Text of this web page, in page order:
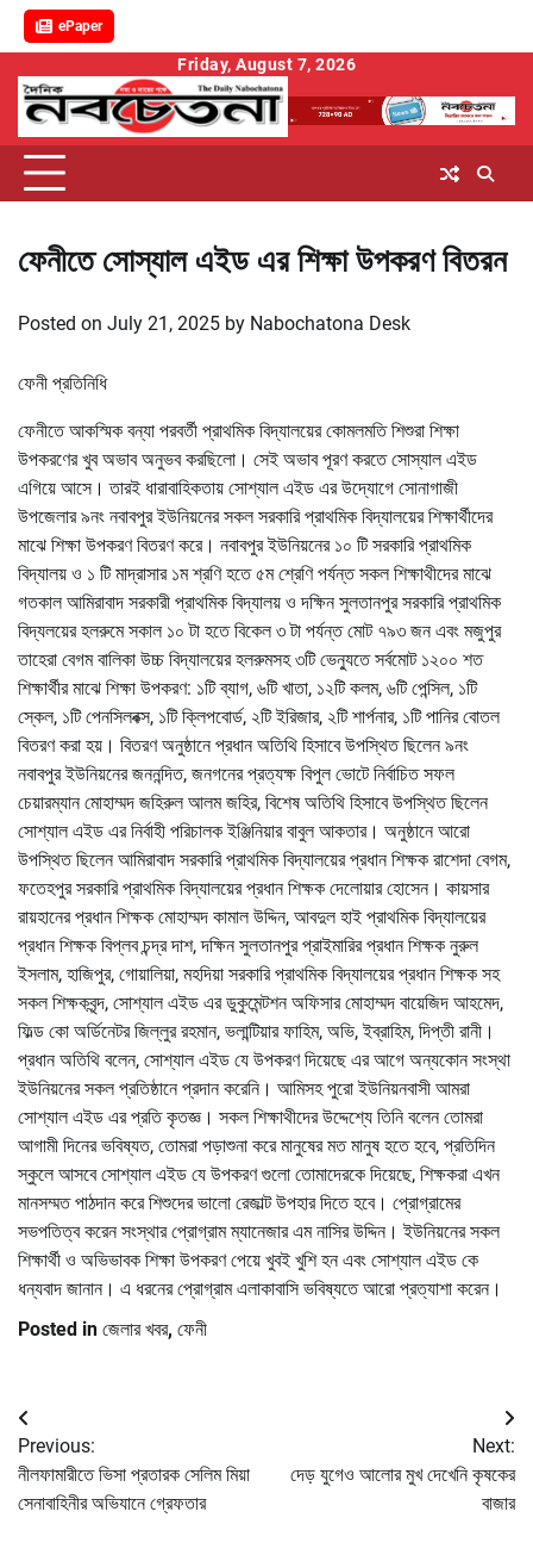
ePaper
content
Friday, August 7, 2026
ফেনীতে সোস্যাল এইড এর শিক্ষা উপকরণ বিতরন
Posted on July 21, 2025 by Nabochatona Desk
ফেনী প্রতিনিধি
ফেনীতে আকস্মিক বন্যা পরবর্তী প্রাথমিক বিদ্যালয়ের কোমলমতি শিশুরা শিক্ষা
উপকরণের খুব অভাব অনুভব করছিলো। সেই অভাব পূরণ করতে সোস্যাল এইড
এগিয়ে আসে। তারই ধারাবাহিকতায় সোশ্যাল এইড এর উদ্যোগে সোনাগাজী
উপজেলার ৯নং নবাবপুর ইউনিয়নের সকল সরকারি প্রাথমিক বিদ্যালয়ের শিক্ষার্থীদের
মাঝে শিক্ষা উপকরণ বিতরণ করে। নবাবপুর ইউনিয়নের ১০ টি সরকারি প্রাথমিক
বিদ্যালয় ও ১ টি মাদ্রাসার ১ম শ্রণি হতে ৫ম শ্রেণি পর্যন্ত সকল শিক্ষাথীদের মাঝে
গতকাল আমিরাবাদ সরকারী প্রাথমিক বিদ্যালয় ও দক্ষিন সুলতানপুর সরকারি প্রাথমিক
বিদ্যলয়ের হলরুমে সকাল ১০ টা হতে বিকেল ৩ টা পর্যন্ত মোট ৭৯৩ জন এবং মজুপুর
তাহেরা বেগম বালিকা উচ্চ বিদ্যালয়ের হলরুমসহ ৩টি ভেন্যুতে সর্বমোট ১২০০ শত
শিক্ষার্থীর মাঝে শিক্ষা উপকরণ: ১টি ব্যাগ, ৬টি খাতা, ১২টি কলম, ৬টি পেন্সিল, ১টি
স্কেল, ১টি পেনসিলবক্স, ১টি ক্লিপবোর্ড, ২টি ইরিজার, ২টি শার্পনার, ১টি পানির বোতল
বিতরণ করা হয়। বিতরণ অনুষ্ঠানে প্রধান অতিথি হিসাবে উপস্থিত ছিলেন ৯নং
নবাবপুর ইউনিয়নের জননন্দিত, জনগনের প্রত্যক্ষ বিপুল ভোটে নির্বাচিত সফল
চেয়ারম্যান মোহাম্মদ জহিরুল আলম জহির, বিশেষ অতিথি হিসাবে উপস্থিত ছিলেন
সোশ্যাল এইড এর নির্বাহী পরিচালক ইঞ্জিনিয়ার বাবুল আকতার। অনুষ্ঠানে আরো
উপস্থিত ছিলেন আমিরাবাদ সরকারি প্রাথমিক বিদ্যালয়ের প্রধান শিক্ষক রাশেদা বেগম,
ফতেহপুর সরকারি প্রাথমিক বিদ্যালয়ের প্রধান শিক্ষক দেলোয়ার হোসেন। কায়সার
রায়হানের প্রধান শিক্ষক মোহাম্মদ কামাল উদ্দিন, আবদুল হাই প্রাথমিক বিদ্যালয়ের
প্রধান শিক্ষক বিপ্লব চন্দ্র দাশ, দক্ষিন সুলতানপুর প্রাইমারির প্রধান শিক্ষক নুরুল
ইসলাম, হাজিপুর, গোয়ালিয়া, মহদিয়া সরকারি প্রাথমিক বিদ্যালয়ের প্রধান শিক্ষক সহ
সকল শিক্ষকবৃন্দ, সোশ্যাল এইড এর ডুকুমেন্টশন অফিসার মোহাম্মদ বায়েজিদ আহমেদ,
ফিল্ড কো অর্ডিনেটর জিল্লুর রহমান, ভলান্টিয়ার ফাহিম, অভি, ইব্রাহিম, দিপ্তী রানী।
প্রধান অতিথি বলেন, সোশ্যাল এইড যে উপকরণ দিয়েছে এর আগে অন্যকোন সংস্থা
ইউনিয়নের সকল প্রতিষ্ঠানে প্রদান করেনি। আমিসহ পুরো ইউনিয়নবাসী আমরা
সোশ্যাল এইড এর প্রতি কৃতজ্ঞ। সকল শিক্ষাথীদের উদ্দেশ্যে তিনি বলেন তোমরা
আগামী দিনের ভবিষ্যত, তোমরা পড়াশুনা করে মানুষের মত মানুষ হতে হবে, প্রতিদিন
স্কুলে আসবে সোশ্যাল এইড যে উপকরণ গুলো তোমাদেরকে দিয়েছে, শিক্ষকরা এখন
মানসম্মত পাঠদান করে শিশুদের ভালো রেজাল্ট উপহার দিতে হবে। প্রোগ্রামের
সভপতিত্ব করেন সংস্থার প্রোগ্রাম ম্যানেজার এম নাসির উদ্দিন। ইউনিয়নের সকল
শিক্ষার্থী ও অভিভাবক শিক্ষা উপকরণ পেয়ে খুবই খুশি হন এবং সোশ্যাল এইড কে
ধন্যবাদ জানান। এ ধরনের প্রোগ্রাম এলাকাবাসি ভবিষ্যতে আরো প্রত্যাশা করেন।
Posted in জেলার খবর, ফেনী
Post
navigation
Previous:
নীলফামারীতে ভিসা প্রতারক সেলিম মিয়া
সেনাবাহিনীর অভিযানে গ্রেফতার
Next:
দেড় যুগেও আলোর মুখ দেখেনি কৃষকের
বাজার